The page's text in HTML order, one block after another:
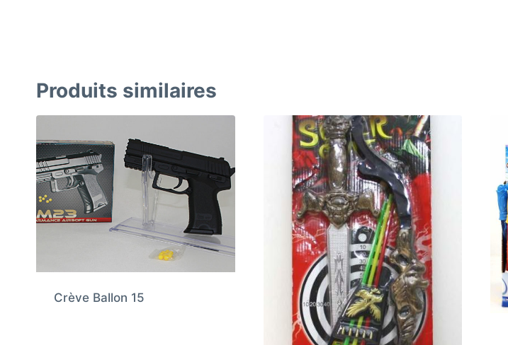
Produits similaires
Crève Ballon 15